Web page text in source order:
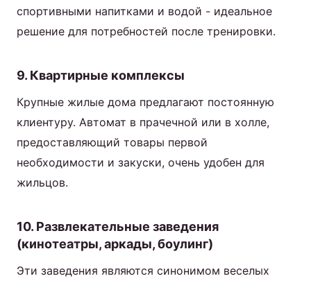
спортивными напитками и водой - идеальное
решение для потребностей после тренировки.
9. Квартирные комплексы
Крупные жилые дома предлагают постоянную
клиентуру. Автомат в прачечной или в холле,
предоставляющий товары первой
необходимости и закуски, очень удобен для
жильцов.
10. Развлекательные заведения
(кинотеатры, аркады, боулинг)
Эти заведения являются синонимом веселых